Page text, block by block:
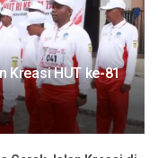
Kreasi HUT ke-81